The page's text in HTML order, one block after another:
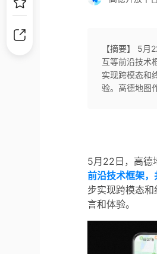
【摘要】 5
互等前沿技术
实现跨模态和
验。高德地图
5月22日，高德
前沿技术框架，
步实现跨模态和
言和体验。